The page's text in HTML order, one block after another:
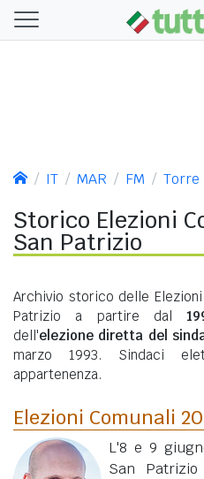
IT MAR FM Torre
Storico Elezioni
San Patrizio
Archivio storico delle
Patrizio a partire dal
dell'elezione diretta del
marzo 1993. Sindaci
appartenenza.
Elezioni Comunali
L'8 e 9
San